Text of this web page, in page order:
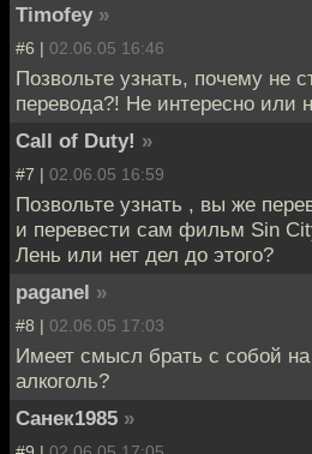
Timofey »
#6 | 02.06.05 16:46
Позвольте узнать, почему не
перевода?! Не интересно или
Call of Duty! »
#7 | 02.06.05 16:59
Позвольте узнать , вы же
и перевести сам фильм Sin
Лень или нет дел до этого?
paganel »
#8 | 02.06.05 17:03
Имеет смысл брать с собой на
алкоголь?
Санек1985 »